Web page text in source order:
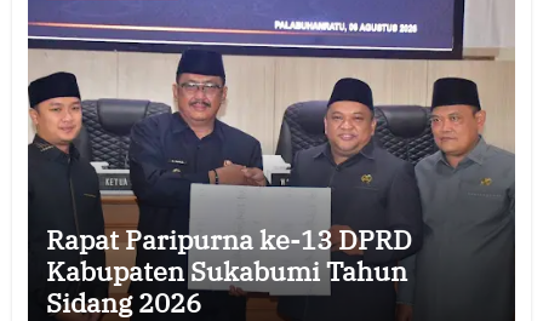
Rapat Paripurna ke-13 DPRD
Kabupaten Sukabumi Tahun
Sidang 2026